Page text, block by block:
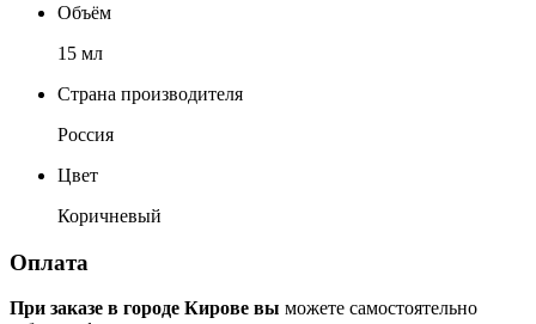
Объём
15 мл
Страна производителя
Россия
Цвет
Коричневый
Оплата
При заказе в городе Кирове вы можете самостоятельно